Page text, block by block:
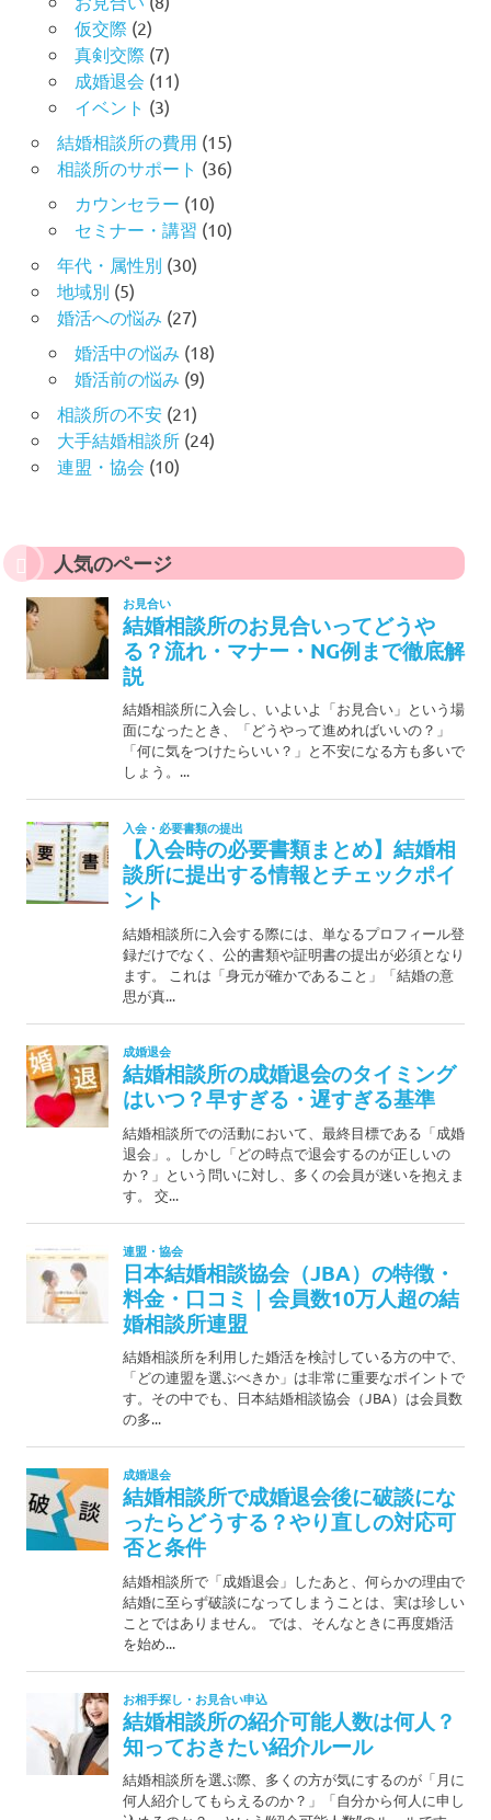
仮交際(2)
真剣交際(7)
成婚退会 (11)
イベント (3)
結婚相談所の費用 (15)
相談所のサポート (36)
カウンセラー (10)
セミナー・講習 (10)
年代・属性別 (30)
地域別 (5)
婚活への悩み (27)
婚活中の悩み (18)
婚活前の悩み (9)
相談所の不安(21)
大手結婚相談所(24)
連盟・協会 (10)
人気のページ